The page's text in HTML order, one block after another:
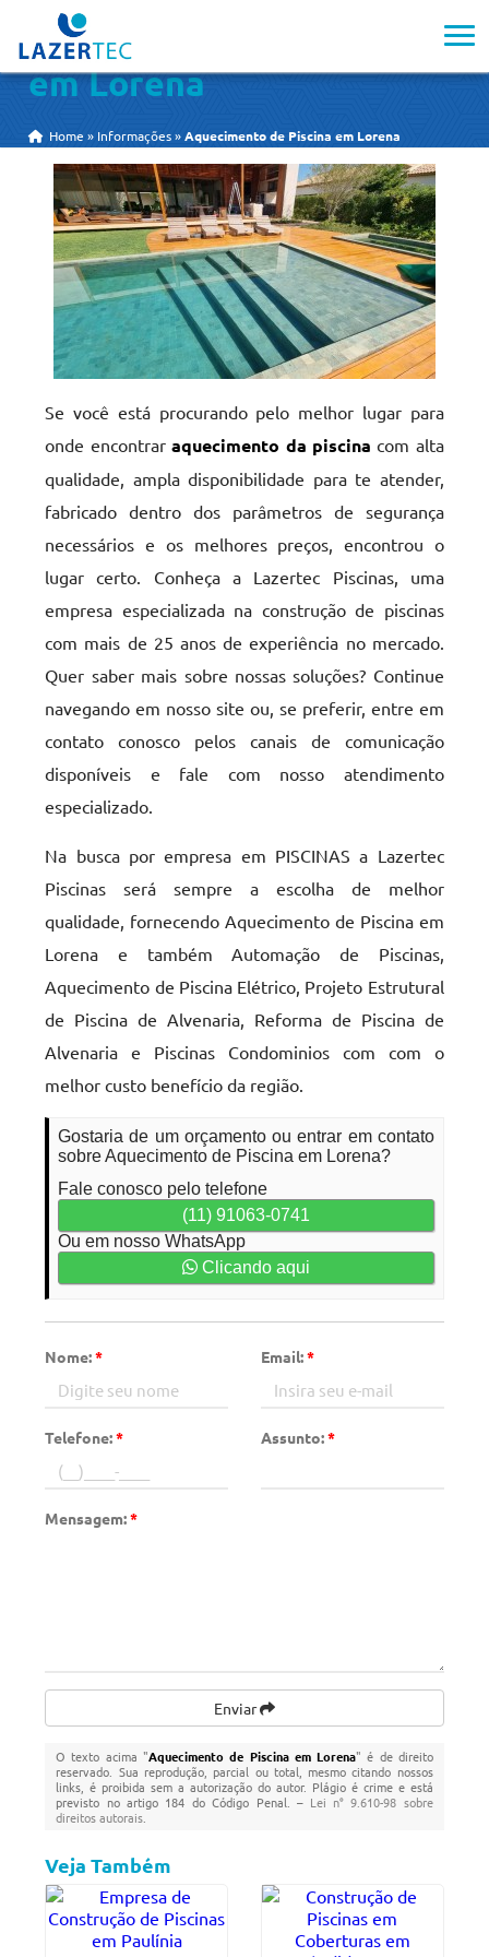
Aquecimento de Piscina
em Lorena
Home » Informações »Aquecimento de Piscina em Lorena
Se você está procurando pelo melhor lugar para
onde encontraraquecimento da piscina com alta
qualidade, ampla disponibilidade para te atender,
fabricado dentro dos parâmetros de segurança
necessários e os melhores preços, encontrou o
lugar certo. Conheça a Lazertec Piscinas, uma
empresa especializada na construção de piscinas
com mais de 25 anos de experiência no mercado.
Quer saber mais sobre nossas soluções? Continue
navegando em nosso site ou, se preferir, entre em
contato conosco pelos canais de comunicação
disponíveis e fale com nosso atendimento
especializado.
Na busca por empresa em PISCINAS a Lazertec
Piscinas será sempre a escolha de melhor
qualidade, fornecendo Aquecimento de Piscina em
Lorena e também Automação de Piscinas,
Aquecimento de Piscina Elétrico, Projeto Estrutural
de Piscina de Alvenaria, Reforma de Piscina de
Alvenaria e Piscinas Condominios com com o
melhor custo benefício da região.
Gostaria de um orçamento ou entrar em contato
sobre Aquecimento de Piscina em Lorena?
Fale conosco pelo telefone
(11) 91063-0741
Ou em nosso WhatsApp
Clicando aqui
Nome:* Email:*
Telefone:* Assunto:*
Mensagem:*
Enviar
O texto acima "Aquecimento de Piscina em Lorena" é de direito
reservado. Sua reprodução, parcial ou total, mesmo citando nossos
links, é proibida sem a autorização do autor. Plágio é crime e está
previsto no artigo 184 do Código Penal. – Lei n° 9.610-98 sobre
direitos autorais
Veja Também